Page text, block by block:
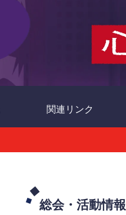
関連リンク
総会・活動情報